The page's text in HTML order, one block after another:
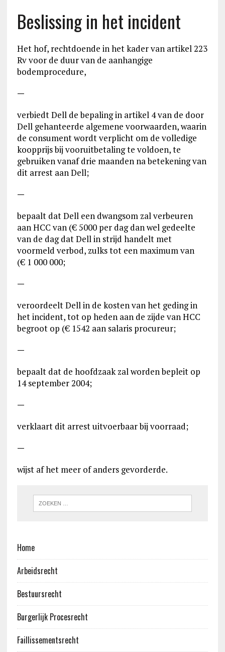
Beslissing in het incident
Het hof, rechtdoende in het kader van artikel 223
Rv voor de duur van de aanhangige
bodemprocedure,
—
verbiedt Dell de bepaling in artikel 4 van de door
Dell gehanteerde algemene voorwaarden, waarin
de consument wordt verplicht om de volledige
koopprijs bij vooruitbetaling te voldoen, te
gebruiken vanaf drie maanden na betekening van
dit arrest aan Dell;
—
bepaalt dat Dell een dwangsom zal verbeuren
aan HCC van (€ 5000 per dag dan wel gedeelte
van de dag dat Dell in strijd handelt met
voormeld verbod, zulks tot een maximum van
(€ 1 000 000;
—
veroordeelt Dell in de kosten van het geding in
het incident, tot op heden aan de zijde van HCC
begroot op (€ 1542 aan salaris procureur;
—
bepaalt dat de hoofdzaak zal worden bepleit op
14 september 2004;
—
verklaart dit arrest uitvoerbaar bij voorraad;
—
wijst af het meer of anders gevorderde.
Home
Arbeidsrecht
Bestuursrecht
Burgerlijk Procesrecht
Faillissementsrecht